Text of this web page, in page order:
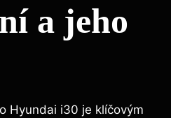
a jeho
Hyundai i30 je klíčovým